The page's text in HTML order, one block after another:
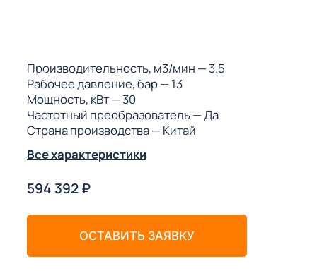
Производительность, м3/мин — 3.5
Рабочее давление, бар— 13
Мощность, кВт— 30
Частотный преобразователь— Да
Страна производства— Китай
Все характеристики
594 392₽
ОСТАВИТЬ ЗАЯВКУ
АИ